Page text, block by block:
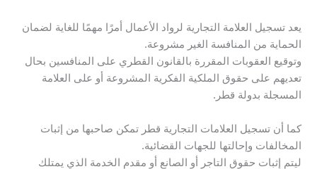
يعد تسجيل العلامة التجارية لرواد الأعمال أمرًا مهمًا للغاية لضمان
الحماية من المنافسة الغير مشروعة.
وتوقيع العقوبات المقررة بالقانون القطري على المنافسين بحال
تعديهم على حقوق الملكية الفكرية المشروعة أو على العلامة
المسجلة بدولة قطر.
كما أن تسجيل العلامات التجارية قطر تمكن صاحبها من إثبات
المخالفات وإحالتها للجهات القضائية.
ليتم إثبات حقوق التاجر أو الصانع أو مقدم الخدمة الذي يمتلك